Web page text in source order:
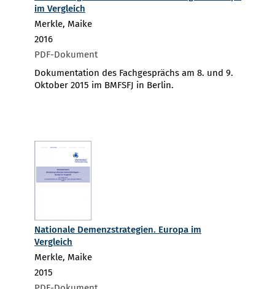
im Vergleich
Merkle, Maike
2016
PDF-Dokument
Dokumentation des Fachgesprächs am 8. und 9.
Oktober 2015 im BMFSFJ in Berlin.
Nationale Demenzstrategien. Europa im
Vergleich
Merkle, Maike
2015